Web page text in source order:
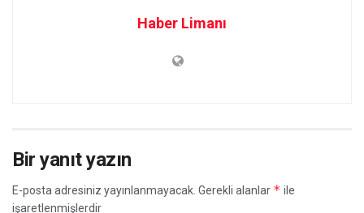
Haber Limanı
Bir yanıt yazın
E-posta adresiniz yayınlanmayacak. Gerekli alanlar * ile
işaretlenmişlerdir